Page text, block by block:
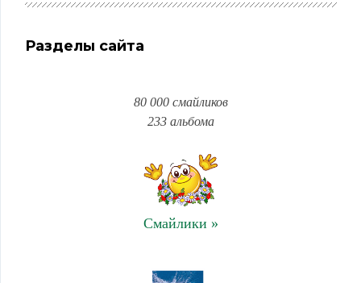
Разделы сайта
80 000 смайликов
233 альбома
Смайлики »